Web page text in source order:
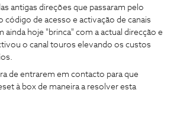
antigas direções que passaram pelo
código de acesso e activação de canais
ainda hoje "brinca" com a actual direcção e
o canal touros elevando os custos
de entrarem em contacto para que
à box de maneira a resolver esta